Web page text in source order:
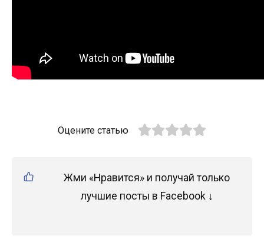
Оцените статью
Жми «Нравится» и получай только
лучшие посты в Facebook ↓